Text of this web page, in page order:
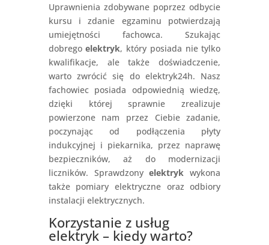
Uprawnienia zdobywane poprzez odbycie
kursu i zdanie egzaminu potwierdzają
umiejętności fachowca. Szukając
dobregoelektryk, który posiada nie tylko
kwalifikacje, ale także doświadczenie,
warto zwrócić się do elektryk24h. Nasz
fachowiec posiada odpowiednią wiedzę,
dzięki której sprawnie zrealizuje
powierzone nam przez Ciebie zadanie,
poczynając od podłączenia płyty
indukcyjnej i piekarnika, przez naprawę
bezpieczników, aż do modernizacji
liczników. Sprawdzonyelektrykwykona
także pomiary elektryczne oraz odbiory
instalacji elektrycznych.
Korzystanie z usług
elektryk – kiedy warto?